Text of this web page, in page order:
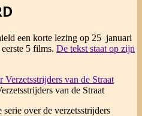
een korte lezing op 25 januari
5 films. De tekst staat op zijn
van de Straat
over de verzetsstrijders